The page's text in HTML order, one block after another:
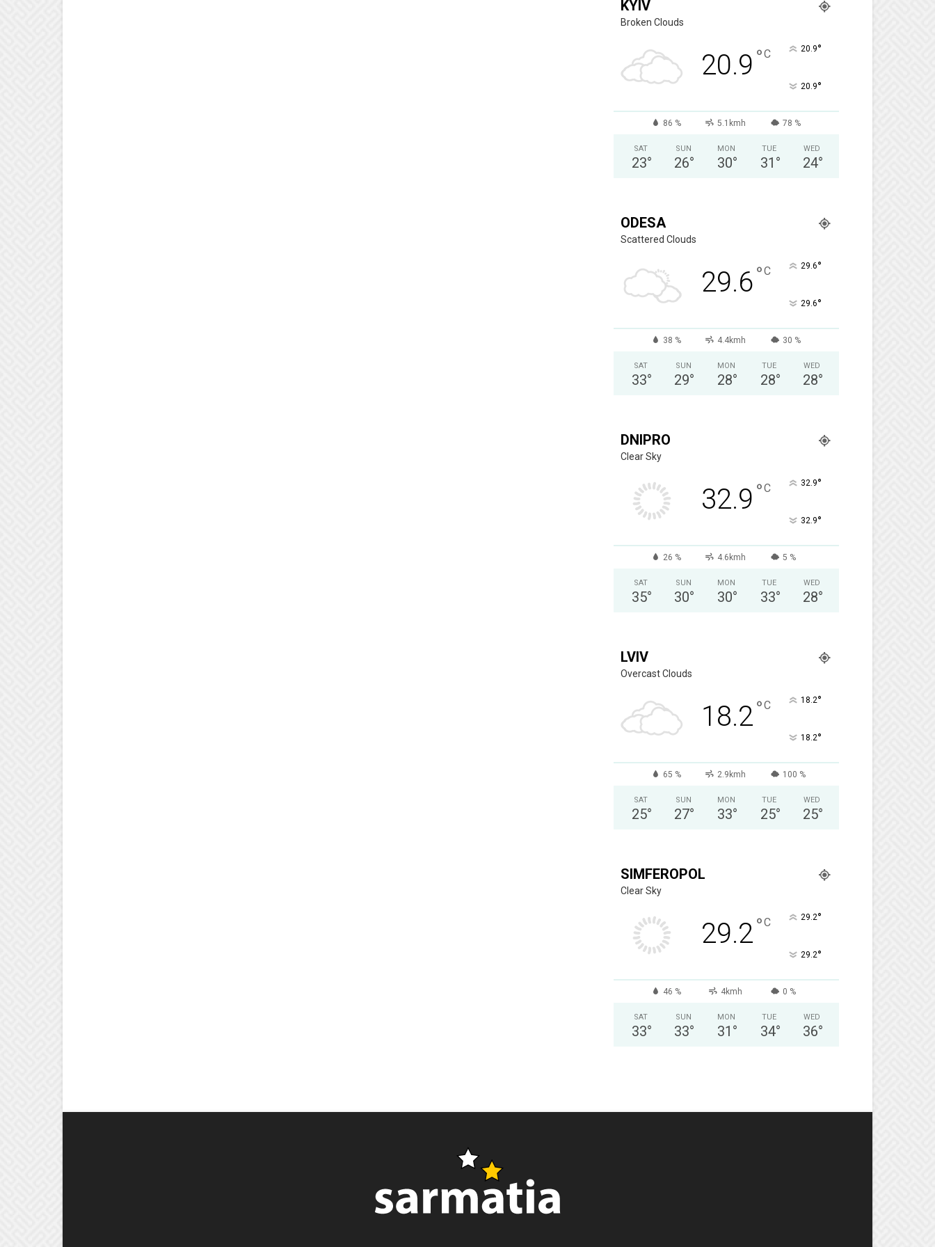
KYIV
Broken Clouds
20.9 °C 20.9°
20.9°
86 % 5.1kmh 78 %
SAT
23°
SUN
26°
MON
30°
TUE
31 °
WED
24°
ODESA
Scattered Clouds
29.6°C 29.6°
29.6°
38 % 4.4kmh 30 %
SAT
33°
SUN
29°
MON
28°
TUE
28°
WED
28°
DNIPRO
Clear Sky
32.9 °C 32.9°
32.9°
26 % 4.6kmh 5 %
SAT
35°
SUN
30°
MON
30°
TUE
33°
WED
28°
LVIV
Overcast Clouds
18.2°C 18.2°
18.2°
65 % 2.9kmh 100 %
SAT
25°
SUN
27°
MON
33°
TUE
25°
WED
25°
SIMFEROPOL
Clear Sky
29.2°C 29.2°
29.2°
46 % 4kmh 0 %
SAT
33°
SUN
33°
MON
31 °
TUE
34°
WED
36°